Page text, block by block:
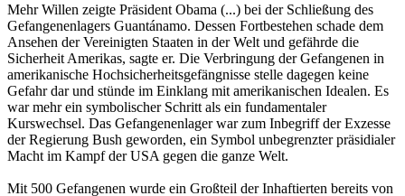
Mehr Willen zeigte Präsident Obama (...) bei der Schließung des
Gefangenenlagers Guantánamo. Dessen Fortbestehen schade dem
Ansehen der Vereinigten Staaten in der Welt und gefährde die
Sicherheit Amerikas, sagte er. Die Verbringung der Gefangenen in
amerikanische Hochsicherheitsgefängnisse stelle dagegen keine
Gefahr dar und stünde im Einklang mit amerikanischen Idealen. Es
war mehr ein symbolischer Schritt als ein fundamentaler
Kurswechsel. Das Gefangenenlager war zum Inbegriff der Exzesse
der Regierung Bush geworden, ein Symbol unbegrenzter präsidialer
Macht im Kampf der USA gegen die ganze Welt.
Mit 500 Gefangenen wurde ein Großteil der Inhaftierten bereits von